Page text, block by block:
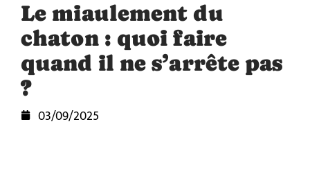
Le miaulement du
chaton : quoi faire
quand il ne s’arrête pas
?
03/09/2025